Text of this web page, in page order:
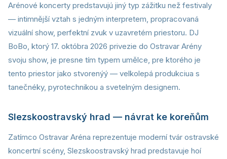
Arénové koncerty predstavujú jiný typ zážitku než festivaly
— intimnější vztah s jedným interpretem, propracovaná
vizuální show, perfektní zvuk v uzavretém priestoru. DJ
BoBo, ktorý 17. októbra 2026 privezie do Ostravar Arény
svoju show, je presne tím typem umělce, pre ktorého je
tento priestor jako stvorenýý — velkolepá produkciua s
tanečnéky, pyrotechnikou a svetelným designem.
Slezskoostravský hrad — návrat ke koreňům
Zatímco Ostravar Aréna reprezentuje moderní tvár ostravské
koncertní scény, Slezskoostravský hrad predstavuje hoí